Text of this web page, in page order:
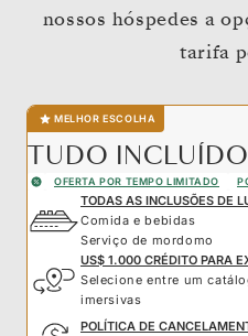
nossos hóspedes a
tarifa
MELHOR ESCOLHA
TUDO
OFERTA POR TEMPO LIMITADO
TODAS AS INCLUSÕES DE
Comida e bebidas
Serviço de mordomo
US$ 1.000 CRÉDITO PARA
Selecione entre um
imersivas
POLÍTICA DE